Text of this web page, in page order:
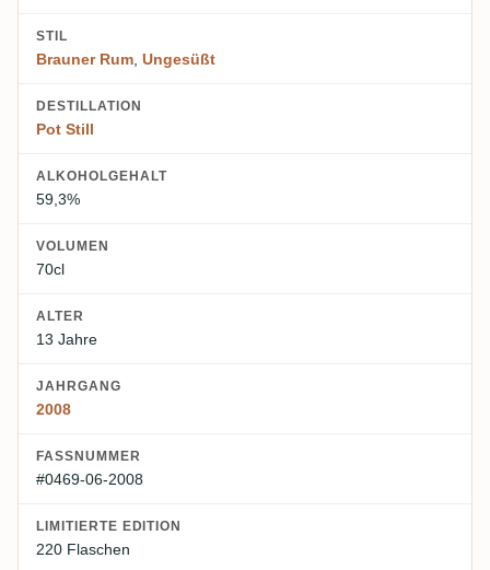
STIL
Brauner Rum, Ungesüßt
DESTILLATION
Pot Still
ALKOHOLGEHALT
59,3%
VOLUMEN
70cl
ALTER
13 Jahre
JAHRGANG
2008
FASSNUMMER
#0469-06-2008
LIMITIERTE EDITION
220 Flaschen